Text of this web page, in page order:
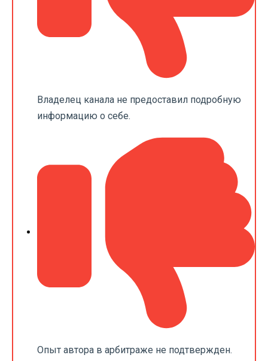
Владелец канала не предоставил подробную
информацию о себе.
Опыт автора в арбитраже не подтвержден.